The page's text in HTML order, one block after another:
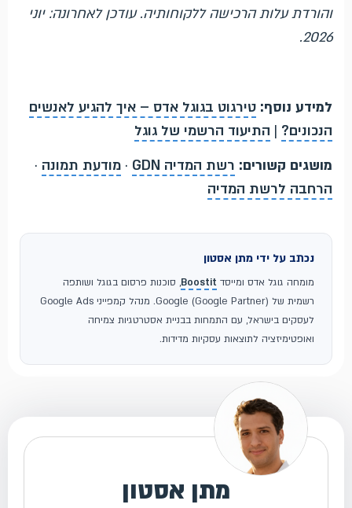
והורדת עלות הרכישה ללקוחותיה. עודכן לאחרונה: יוני
2026.
למידע נוסף: טירגוט בגוגל אדס – איך להגיע לאנשים
הנכונים? | התיעוד הרשמי של גוגל
מושגים קשורים: רשת המדיה GDN · מודעת תמונה ·
הרחבה לרשת המדיה
נכתב על ידי מתן אסטון
מומחה גוגל אדס ומייסד Boostit, סוכנות פרסום בגוגל ושותפה
רשמית של Google (Google Partner). מנהל קמפייני Google Ads
לעסקים בישראל, עם התמחות בבניית אסטרטגיות צמיחה
ואופטימיזציה לתוצאות עסקיות מדידות.
מתן אסטון